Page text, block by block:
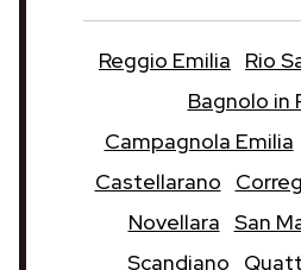
Reggio Emilia Rio
Bagnolo in
Campagnola Emilia
Castellarano
Novellara San
Scandiano